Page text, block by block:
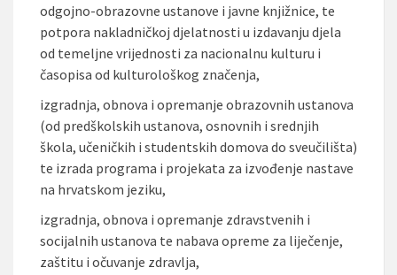
odgojno-obrazovne ustanove i javne knjižnice, te
potpora nakladničkoj djelatnosti u izdavanju djela
od temeljne vrijednosti za nacionalnu kulturu i
časopisa od kulturološkog značenja,
izgradnja, obnova i opremanje obrazovnih ustanova
(od predškolskih ustanova, osnovnih i srednjih
škola, učeničkih i studentskih domova do sveučilišta)
te izrada programa i projekata za izvođenje nastave
na hrvatskom jeziku,
izgradnja, obnova i opremanje zdravstvenih i
socijalnih ustanova te nabava opreme za liječenje,
zaštitu i očuvanje zdravlja,